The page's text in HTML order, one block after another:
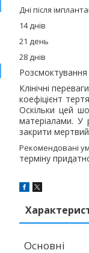
Дні після
14
21
28
Клінічні
коефіцієнт
Оскільки цей
матеріалами. У
закрити
Рекомендовані
терміну
Основні